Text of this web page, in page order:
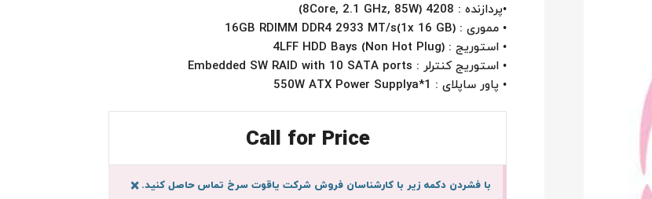
•پردازنده : 4208 (8Core, 2.1 GHz, 85W)
• مموری : 16GB RDIMM DDR4 2933 MT/s(1x 16 GB)
• استوریج : 4LFF HDD Bays (Non Hot Plug)
• استوریج کنترلر : Embedded SW RAID with 10 SATA ports
• پاور ساپلای : 1*550W ATX Power Supplya
Call for Price
با فشردن دکمه زیر با کارشناسان فروش شرکت یاقوت سرخ تماس حاصل کنید.×